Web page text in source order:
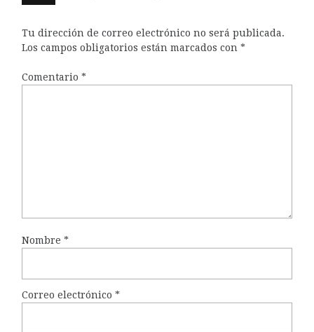
Tu dirección de correo electrónico no será publicada.
Los campos obligatorios están marcados con *
Comentario *
Nombre *
Correo electrónico *